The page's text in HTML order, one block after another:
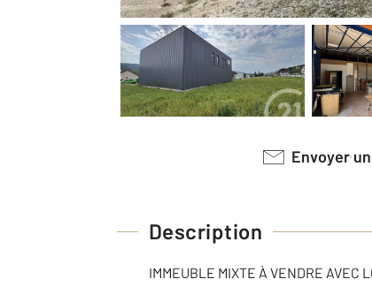
Envoyer
Description
IMMEUBLE MIXTE À VENDRE AVEC